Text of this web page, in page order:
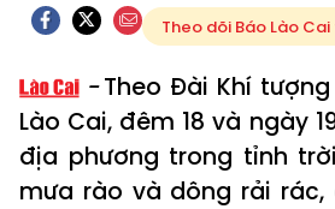
Theo dõi Báo Lào
Theo Đài Khí
Lào Cai, đêm 18 và ngày
địa phương trong tỉnh
mưa rào và dông rải